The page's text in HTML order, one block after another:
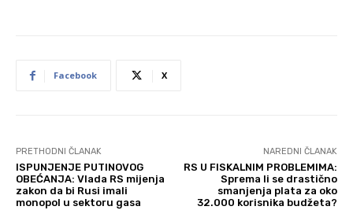
Facebook X
PRETHODNI ČLANAK
ISPUNJENJE PUTINOVOG
OBEĆANJA: Vlada RS mijenja
zakon da bi Rusi imali
monopol u sektoru gasa
NAREDNI ČLANAK
RS U FISKALNIM PROBLEMIMA:
Sprema li se drastično
smanjenja plata za oko
32.000 korisnika budžeta?